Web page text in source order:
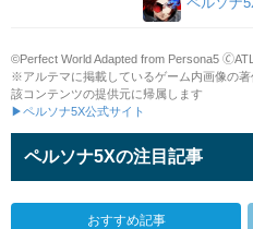
©Perfect World Adapted from Persona5
※アルテマに掲載しているゲーム内画像の
該コンテンツの提供元に帰属します
▶ペルソナ5X公式サイト
ペルソナ5Xの注目記事
おすすめ記事